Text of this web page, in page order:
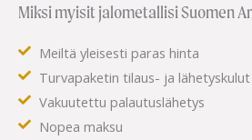
Miksi myisit jalometallisi Suomen
Meiltä yleisesti paras hinta
Turvapaketin tilaus- ja
Vakuutettu palautuslähetys
Nopea maksu